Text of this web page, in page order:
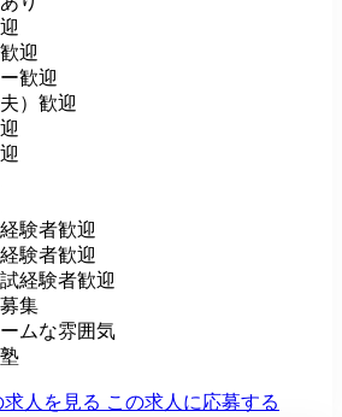
迎
歓迎
）歓迎
験者歓迎
験者歓迎
経験者歓迎
集
ムな雰囲気
求人を見る この求人に応募する